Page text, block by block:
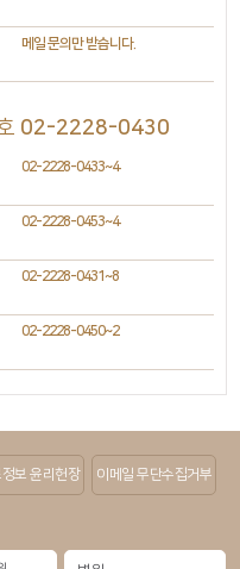
메일 문의만 받습니다.
02-2228-0430
02-2228-0433~4
02-2228-0453~4
02-2228-0431~8
02-2228-0450~2
정보 윤리헌장 이메일 무단수집거부